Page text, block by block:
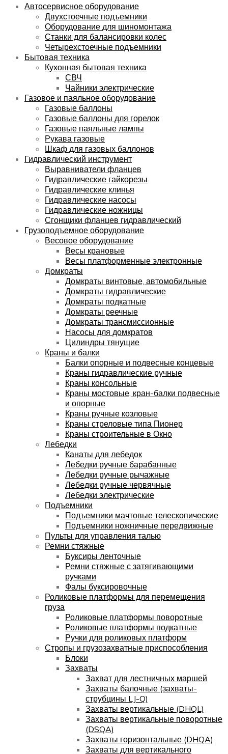
Автосервисное оборудование
Двухстоечные подъемники
Оборудование для шиномонтажа
Станки для балансировки колес
Четырехстоечные подъемники
Бытовая техника
Кухонная бытовая техника
СВЧ
Чайники электрические
Газовое и паяльное оборудование
Газовые баллоны
Газовые баллоны для горелок
Газовые паяльные лампы
Рукава газовые
Шкаф для газовых баллонов
Гидравлический инструмент
Выравниватели фланцев
Гидравлические гайкорезы
Гидравлические клинья
Гидравлические насосы
Гидравлические ножницы
Сгонщики фланцев гидравлический
Грузоподъемное оборудование
Весовое оборудование
Весы крановые
Весы платформенные электронные
Домкраты
Домкраты винтовые, автомобильные
Домкраты гидравлические
Домкраты подкатные
Домкраты реечные
Домкраты трансмиссионные
Насосы для домкратов
Цилиндры тянущие
Краны и балки
Балки опорные и подвесные концевые
Краны гидравлические ручные
Краны консольные
Краны мостовые, кран-балки подвесные
и опорные
Краны ручные козловые
Краны стреловые типа Пионер
Краны строительные в Окно
Лебедки
Канаты для лебедок
Лебедки ручные барабанные
Лебедки ручные рычажные
Лебедки ручные червячные
Лебедки электрические
Подъемники
Подъемники мачтовые телескопические
Подъемники ножничные передвижные
Пульты для управления талью
Ремни стяжные
Буксиры ленточные
Ремни стяжные с затягивающими
ручками
Фалы буксировочные
Роликовые платформы для перемещения
груза
Роликовые платформы поворотные
Роликовые платформы подкатные
Ручки для роликовых платформ
Стропы и грузозахватные приспособления
Блоки
Захваты
Захват для лестничных маршей
Захваты балочные (захваты-
струбцины LJ-Q)
Захваты вертикальные (DHQL)
Захваты вертикальные поворотные
(DSQA)
Захваты горизонтальные (DHQA)
Захваты для вертикального